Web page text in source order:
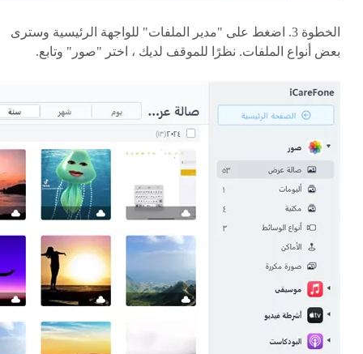
الخطوة 3. اضغط على "مدير الملفات" للواجهة الرئيسية وسترى
بعض أنواع الملفات. نظرًا للموقف لديك ، اختر "صور" وتابع.